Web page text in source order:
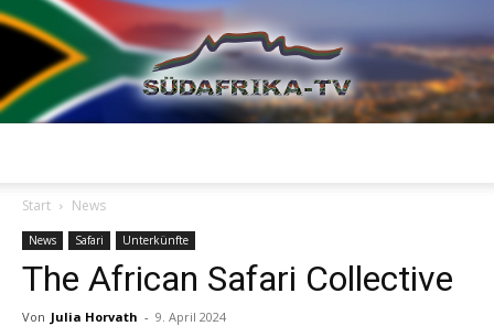
TV
Start News
News Safari Unterkünfte
The African Safari Collective
Von Julia Horvath - 9. April 2024